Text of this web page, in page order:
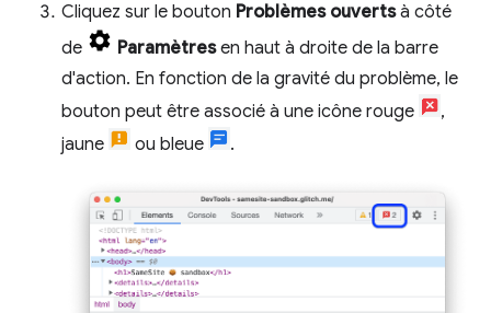
Cliquez sur le bouton Problèmes ouvertsà côté
de
Paramètresen haut à droite de la barre
d'action. En fonction de la gravité du problème, le
bouton peut être associé à une icône rouge
,
jaune
ou bleue .